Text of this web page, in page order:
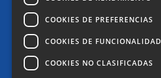
Dirección:
Avda. de Pablo Iglesias,
Teléfonos:
Secretaría Infantil:91 643
COOKIES DE PREFERENCIAS
COOKIES DE FUNCIONALIDAD
COOKIES NO CLASIFICADAS